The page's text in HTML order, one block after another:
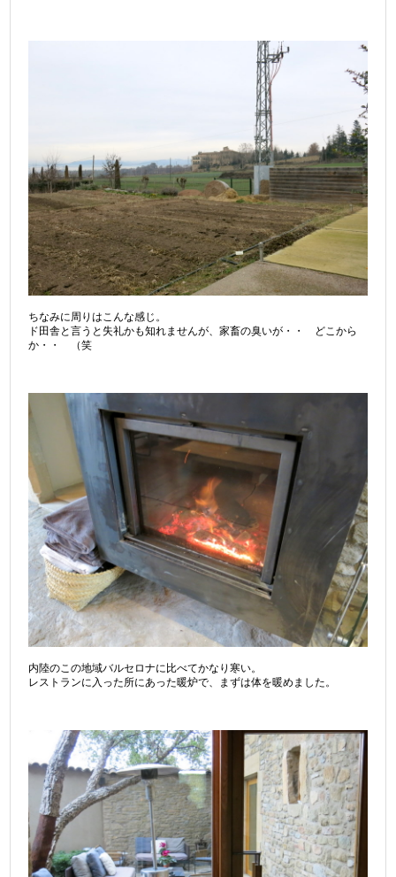
ちなみに周りはこんな感じ。
ド田舎と言うと失礼かも知れませんが、家畜の臭いが・・ どこから
か・・ （笑
内陸のこの地域バルセロナに比べてかなり寒い。
レストランに入った所にあった暖炉で、まずは体を暖めました。